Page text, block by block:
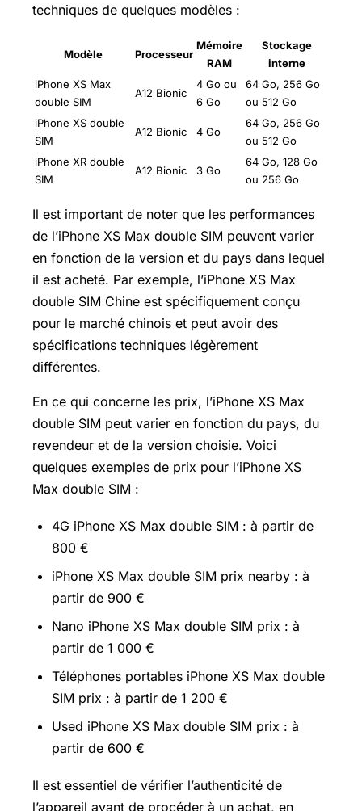
techniques de quelques modèles :
Modèle Processeur
Mémoire
RAM
Stockage
interne
iPhone XS Max
double SIM
A12 Bionic
4 Go ou
6 Go
64 Go, 256 Go
ou 512 Go
iPhone XS double
SIM
A12 Bionic 4 Go
64 Go, 256 Go
ou 512 Go
iPhone XR double
SIM
A12 Bionic 3 Go
64 Go, 128 Go
ou 256 Go
Il est important de noter que les performances
de l’iPhone XS Max double SIM peuvent varier
en fonction de la version et du pays dans lequel
il est acheté. Par exemple, l’iPhone XS Max
double SIM Chine est spécifiquement conçu
pour le marché chinois et peut avoir des
spécifications techniques légèrement
différentes.
En ce qui concerne les prix, l’iPhone XS Max
double SIM peut varier en fonction du pays, du
revendeur et de la version choisie. Voici
quelques exemples de prix pour l’iPhone XS
Max double SIM :
4G iPhone XS Max double SIM : à partir de
800 €
iPhone XS Max double SIM prix nearby : à
partir de 900 €
Nano iPhone XS Max double SIM prix : à
partir de 1 000 €
Téléphones portables iPhone XS Max double
SIM prix : à partir de 1 200 €
Used iPhone XS Max double SIM prix : à
partir de 600 €
Il est essentiel de vérifier l’authenticité de
l’appareil avant de procéder à un achat, en